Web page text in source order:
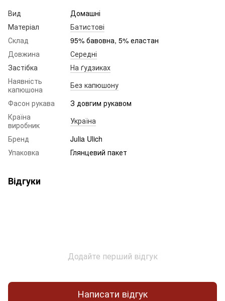
Вид
Домашні
Матеріал
Батистові
Склад
95% бавовна, 5% еластан
Довжина
Середні
Застібка
На ґудзиках
Наявність
капюшона
Без капюшону
Фасон рукава
З довгим рукавом
Країна
виробник
Україна
Бренд
Julia Ulich
Упаковка
Глянцевий пакет
Відгуки
Додайте перший відгук
Написати відгук